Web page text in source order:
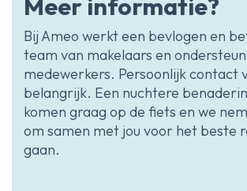
Bij Ameo werkt een bevlogen en
team van makelaars en
medewerkers. Persoonlijk contact
belangrijk. Een nuchtere
komen graag op de fiets en we
om samen met jou voor het beste
gaan.